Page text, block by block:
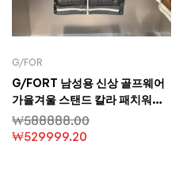
G/FOR
G/FORT 남성용 신상 골프웨어
가을겨울 스탠드 칼라 패치워크
반팔 다운 재킷 스포츠 다용도 보
온 아우터
₩588888.00
₩529999.20